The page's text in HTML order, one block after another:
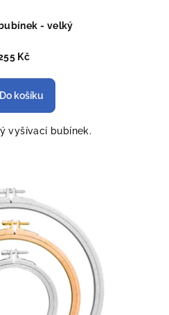
- velký
Kč
Do košíku
vyšívací bubínek.